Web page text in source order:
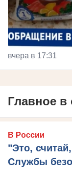
вчера в 17:31
Главное в
В России
"Это,
Службы